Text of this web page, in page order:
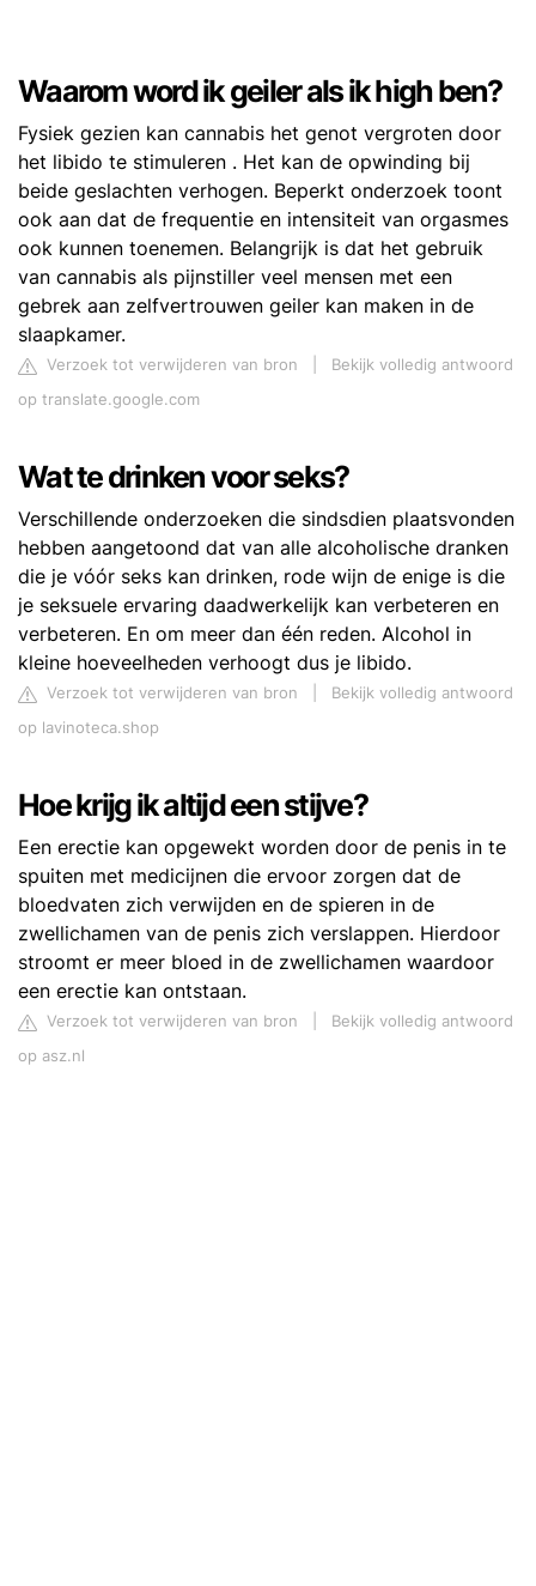
Waarom word ik geiler als ik high ben?
Fysiek gezien kan cannabis het genot vergroten door
het libido te stimuleren . Het kan de opwinding bij
beide geslachten verhogen. Beperkt onderzoek toont
ook aan dat de frequentie en intensiteit van orgasmes
ook kunnen toenemen. Belangrijk is dat het gebruik
van cannabis als pijnstiller veel mensen met een
gebrek aan zelfvertrouwen geiler kan maken in de
slaapkamer.
Verzoek tot verwijderen van bron
Bekijk volledig antwoord
op translate.google.com
Wat te drinken voor seks?
Verschillende onderzoeken die sindsdien plaatsvonden
hebben aangetoond dat van alle alcoholische dranken
die je vóór seks kan drinken, rode wijn de enige is die
je seksuele ervaring daadwerkelijk kan verbeteren en
verbeteren. En om meer dan één reden. Alcohol in
kleine hoeveelheden verhoogt dus je libido.
Verzoek tot verwijderen van bron
Bekijk volledig antwoord
op lavinoteca.shop
Hoe krijg ik altijd een stijve?
Een erectie kan opgewekt worden door de penis in te
spuiten met medicijnen die ervoor zorgen dat de
bloedvaten zich verwijden en de spieren in de
zwellichamen van de penis zich verslappen. Hierdoor
stroomt er meer bloed in de zwellichamen waardoor
een erectie kan ontstaan.
Verzoek tot verwijderen van bron
Bekijk volledig antwoord
op asz.nl